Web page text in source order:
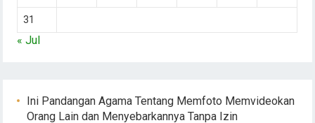
31
« Jul
Ini Pandangan Agama Tentang Memfoto Memvideokan
Orang Lain dan Menyebarkannya Tanpa Izin